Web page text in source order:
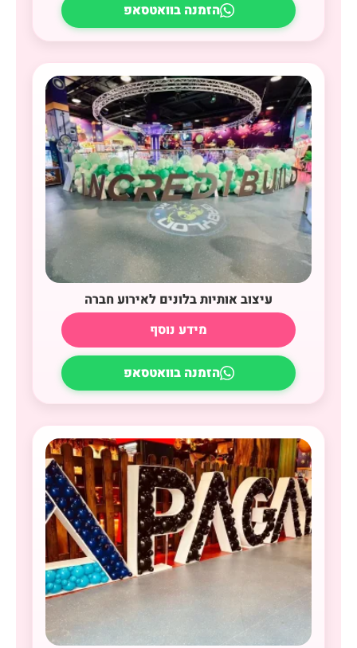
הזמנה בוואטסאפ
עיצוב אותיות בלונים לאירוע חברה
מידע נוסף
הזמנה בוואטסאפ